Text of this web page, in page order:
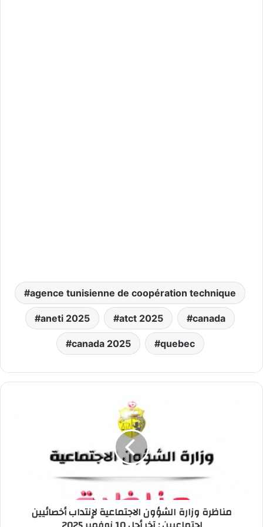
agence tunisienne de coopération technique
aneti 2025 atct 2025 canada
canada 2025 quebec
مناظرة وزارة الشؤون الاجتماعية لإنتداب أخصائيين